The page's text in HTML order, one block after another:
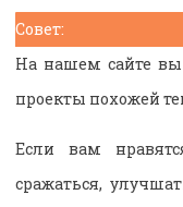
Совет:
На нашем сайте вы
проекты похожей
Если вам
сражаться,